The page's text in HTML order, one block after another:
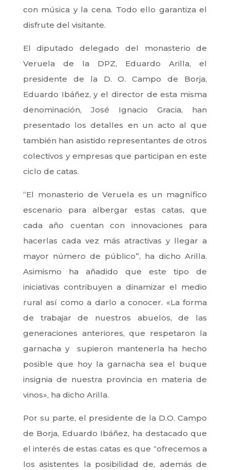
con música y la cena. Todo ello garantiza el
disfrute del visitante.
El diputado delegado del monasterio de
Veruela de la DPZ, Eduardo Arilla, el
presidente de la D. O. Campo de Borja,
Eduardo Ibáñez, y el director de esta misma
denominación, José Ignacio Gracia, han
presentado los detalles en un acto al que
también han asistido representantes de otros
colectivos y empresas que participan en este
ciclo de catas.
“El monasterio de Veruela es un magnífico
escenario para albergar estas catas, que
cada año cuentan con innovaciones para
hacerlas cada vez más atractivas y llegar a
mayor número de público”, ha dicho Arilla.
Asimismo ha añadido que este tipo de
iniciativas contribuyen a dinamizar el medio
rural así como a darlo a conocer. «La forma
de trabajar de nuestros abuelos, de las
generaciones anteriores, que respetaron la
garnacha y supieron mantenerla ha hecho
posible que hoy la garnacha sea el buque
insignia de nuestra provincia en materia de
vinos», ha dicho Arilla.
Por su parte, el presidente de la D.O. Campo
de Borja, Eduardo Ibáñez, ha destacado que
el interés de estas catas es que “ofrecemos a
los asistentes la posibilidad de, además de